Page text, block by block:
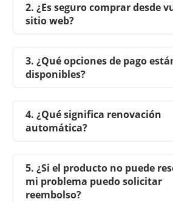
2. ¿Es seguro comprar desde
sitio web?
3. ¿Qué opciones de pago
disponibles?
4. ¿Qué significa renovación
automática?
5. ¿Si el producto no puede
mi problema puedo solicitar
reembolso?